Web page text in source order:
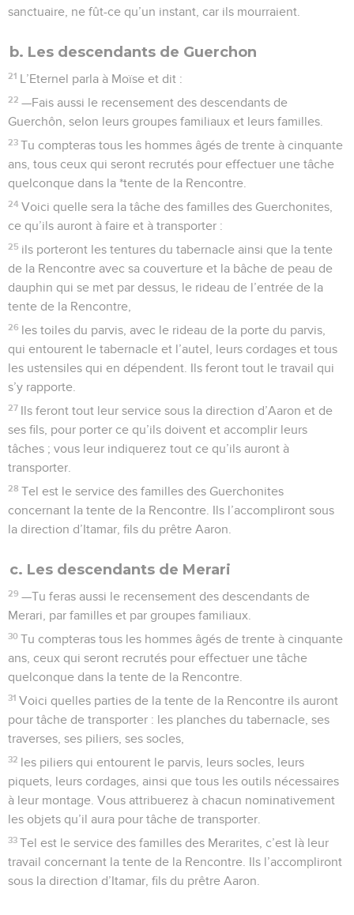
sanctuaire, ne fût-ce qu’un instant, car ils mourraient.
b. Les descendants de Guerchon
21 L’Eternel parla à Moïse et dit :
22 —Fais aussi le recensement des descendants de
Guerchôn, selon leurs groupes familiaux et leurs familles.
23 Tu compteras tous les hommes âgés de trente à cinquante
ans, tous ceux qui seront recrutés pour effectuer une tâche
quelconque dans la *tente de la Rencontre.
24 Voici quelle sera la tâche des familles des Guerchonites,
ce qu’ils auront à faire et à transporter :
25 ils porteront les tentures du tabernacle ainsi que la tente
de la Rencontre avec sa couverture et la bâche de peau de
dauphin qui se met par dessus, le rideau de l’entrée de la
tente de la Rencontre,
26 les toiles du parvis, avec le rideau de la porte du parvis,
qui entourent le tabernacle et l’autel, leurs cordages et tous
les ustensiles qui en dépendent. Ils feront tout le travail qui
s’y rapporte.
27 Ils feront tout leur service sous la direction d’Aaron et de
ses fils, pour porter ce qu’ils doivent et accomplir leurs
tâches ; vous leur indiquerez tout ce qu’ils auront à
transporter.
28 Tel est le service des familles des Guerchonites
concernant la tente de la Rencontre. Ils l’accompliront sous
la direction d’Itamar, fils du prêtre Aaron.
c. Les descendants de Merari
29 —Tu feras aussi le recensement des descendants de
Merari, par familles et par groupes familiaux.
30 Tu compteras tous les hommes âgés de trente à cinquante
ans, ceux qui seront recrutés pour effectuer une tâche
quelconque dans la tente de la Rencontre.
31 Voici quelles parties de la tente de la Rencontre ils auront
pour tâche de transporter : les planches du tabernacle, ses
traverses, ses piliers, ses socles,
32 les piliers qui entourent le parvis, leurs socles, leurs
piquets, leurs cordages, ainsi que tous les outils nécessaires
à leur montage. Vous attribuerez à chacun nominativement
les objets qu’il aura pour tâche de transporter.
33 Tel est le service des familles des Merarites, c’est là leur
travail concernant la tente de la Rencontre. Ils l’accompliront
sous la direction d’Itamar, fils du prêtre Aaron.